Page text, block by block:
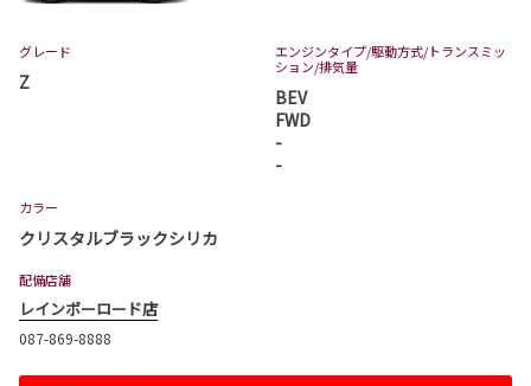
グレード
Z
エンジンタイプ/駆動方式/トランスミッ
ション/排気量
BEV
FWD
-
-
カラー
クリスタルブラックシリカ
配備店舗
レインボーロード店
087-869-8888